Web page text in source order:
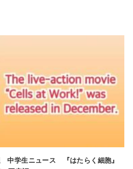
中学生ニュース 『はたらく細胞』